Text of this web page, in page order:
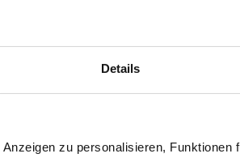
Details
zu personalisieren, Funktionen